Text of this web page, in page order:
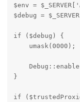
$env =
$debug =
if ($debug) {
    umask(0000);
}
if